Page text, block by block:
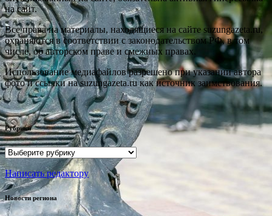
на сайт.
Все права на материалы, находящиеся на сайте suzungazeta.ru,
охраняются в соответствии с законодательством РФ, в том
числе, об авторском праве и смежных правах.
Использование медиафайлов разрешено при указании автора
фото и ссылки на suzungazeta.ru как источник заимствования.
Рубрики
Рубрики
Написать редактору
Новости региона